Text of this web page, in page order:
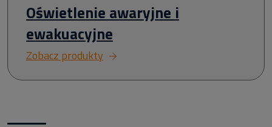
Oświetlenie awaryjne i
ewakuacyjne
Zobacz produkty